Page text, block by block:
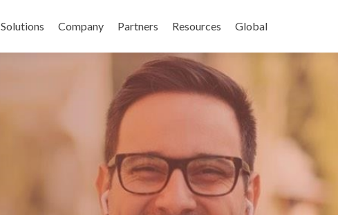
Solutions Company Partners Resources Global